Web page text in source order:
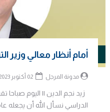
أمام أنظار معالي وزير
مدونة المرجل
زيد نجم الدين || اليوم صباحا
الدراسي نسأل الله أن يجعله